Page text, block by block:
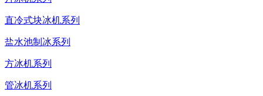
直冷式块冰机系列
盐水池制冰系列
方冰机系列
管冰机系列